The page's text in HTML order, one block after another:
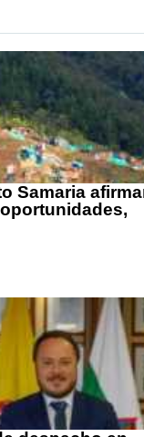
Samaria